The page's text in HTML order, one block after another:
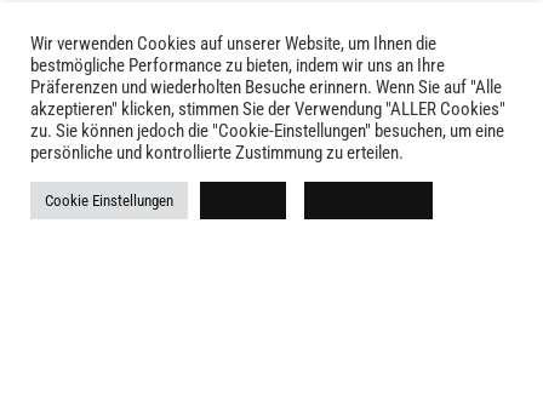
LIVID © 2024
Kontakt
Versandkosten
Wir verwenden Cookies auf unserer Website, um Ihnen die
bestmögliche Performance zu bieten, indem wir uns an Ihre
Präferenzen und wiederholten Besuche erinnern. Wenn Sie auf "Alle
akzeptieren" klicken, stimmen Sie der Verwendung "ALLER Cookies"
zu. Sie können jedoch die "Cookie-Einstellungen" besuchen, um eine
persönliche und kontrollierte Zustimmung zu erteilen.
Cookie Einstellungen